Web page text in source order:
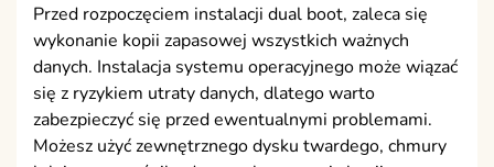
Przed rozpoczęciem instalacji dual boot, zaleca się
wykonanie kopii zapasowej wszystkich ważnych
danych. Instalacja systemu operacyjnego może wiązać
się z ryzykiem utraty danych, dlatego warto
zabezpieczyć się przed ewentualnymi problemami.
Możesz użyć zewnętrznego dysku twardego, chmury